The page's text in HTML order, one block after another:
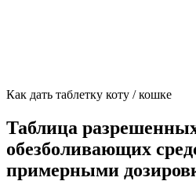
Как дать таблетку коту / кошке
Таблица
обезболивающих
примерными